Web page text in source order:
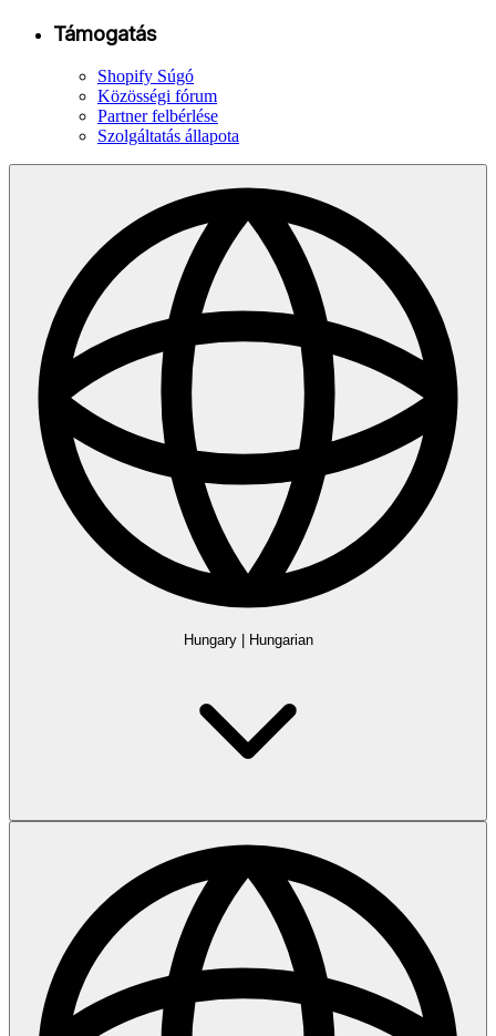
Támogatás
Shopify Súgó
Közösségi fórum
Partner felbérlése
Szolgáltatás állapota
Hungary| Hungarian